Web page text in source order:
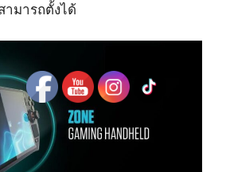
มารถตั้งได้